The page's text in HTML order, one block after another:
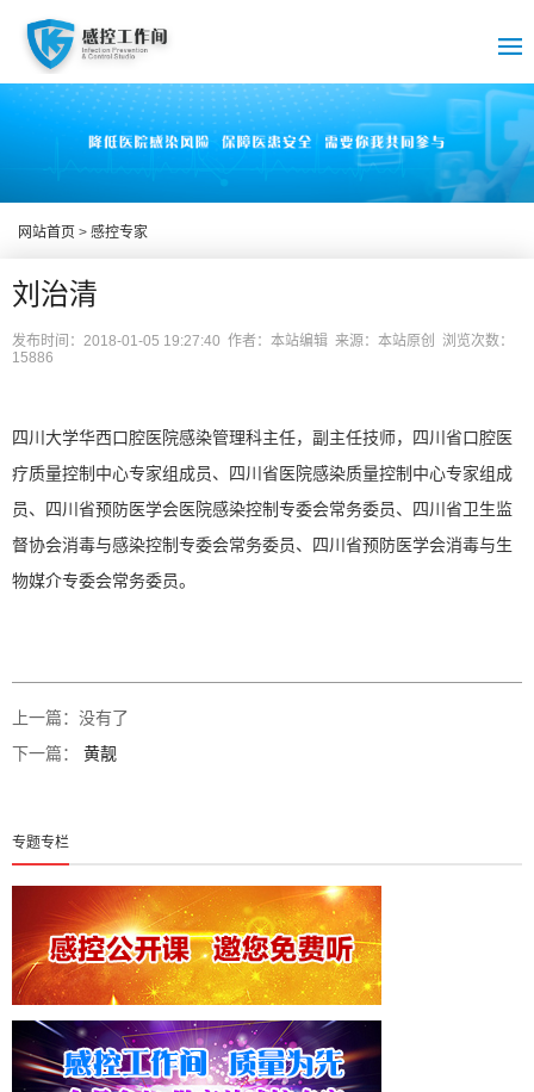
网站首页 > 感控专家
刘治清
发布时间：2018-01-05 19:27:40 作者：本站编辑 来源：本站原创 浏览次数：
15886
四川大学华西口腔医院感染管理科主任，副主任技师，四川省口腔医
疗质量控制中心专家组成员、四川省医院感染质量控制中心专家组成
员、四川省预防医学会医院感染控制专委会常务委员、四川省卫生监
督协会消毒与感染控制专委会常务委员、四川省预防医学会消毒与生
物媒介专委会常务委员。
上一篇：没有了
下一篇： 黄靓
专题专栏